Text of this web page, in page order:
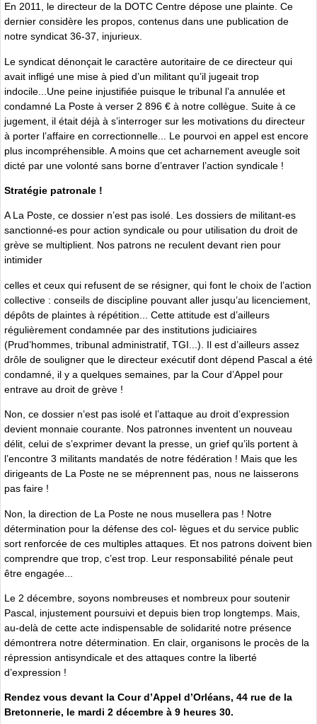
En 2011, le directeur de la DOTC Centre dépose une plainte. Ce
dernier considère les propos, contenus dans une publication de
notre syndicat 36-37, injurieux.
Le syndicat dénonçait le caractère autoritaire de ce directeur qui
avait infligé une mise à pied d’un militant qu’il jugeait trop
indocile...Une peine injustifiée puisque le tribunal l’a annulée et
condamné La Poste à verser 2 896 € à notre collègue. Suite à ce
jugement, il était déjà à s’interroger sur les motivations du directeur
à porter l’affaire en correctionnelle... Le pourvoi en appel est encore
plus incompréhensible. A moins que cet acharnement aveugle soit
dicté par une volonté sans borne d’entraver l’action syndicale !
Stratégie patronale !
A La Poste, ce dossier n’est pas isolé. Les dossiers de militant-es
sanctionné-es pour action syndicale ou pour utilisation du droit de
grève se multiplient. Nos patrons ne reculent devant rien pour
intimider
celles et ceux qui refusent de se résigner, qui font le choix de l’action
collective : conseils de discipline pouvant aller jusqu’au licenciement,
dépôts de plaintes à répétition... Cette attitude est d’ailleurs
régulièrement condamnée par des institutions judiciaires
(Prud’hommes, tribunal administratif, TGI...). Il est d’ailleurs assez
drôle de souligner que le directeur exécutif dont dépend Pascal a été
condamné, il y a quelques semaines, par la Cour d’Appel pour
entrave au droit de grève !
Non, ce dossier n’est pas isolé et l’attaque au droit d’expression
devient monnaie courante. Nos patronnes inventent un nouveau
délit, celui de s’exprimer devant la presse, un grief qu’ils portent à
l’encontre 3 militants mandatés de notre fédération ! Mais que les
dirigeants de La Poste ne se méprennent pas, nous ne laisserons
pas faire !
Non, la direction de La Poste ne nous musellera pas ! Notre
détermination pour la défense des col- lègues et du service public
sort renforcée de ces multiples attaques. Et nos patrons doivent bien
comprendre que trop, c’est trop. Leur responsabilité pénale peut
être engagée...
Le 2 décembre, soyons nombreuses et nombreux pour soutenir
Pascal, injustement poursuivi et depuis bien trop longtemps. Mais,
au-delà de cette acte indispensable de solidarité notre présence
démontrera notre détermination. En clair, organisons le procès de la
répression antisyndicale et des attaques contre la liberté
d’expression !
Rendez vous devant la Cour d’Appel d’Orléans, 44 rue de la
Bretonnerie, le mardi 2 décembre à 9 heures 30.